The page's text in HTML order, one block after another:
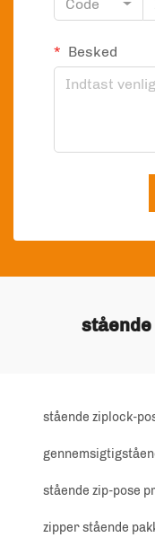
Code
Besked
stående ziplock-
stående zip-pose
zipper stående